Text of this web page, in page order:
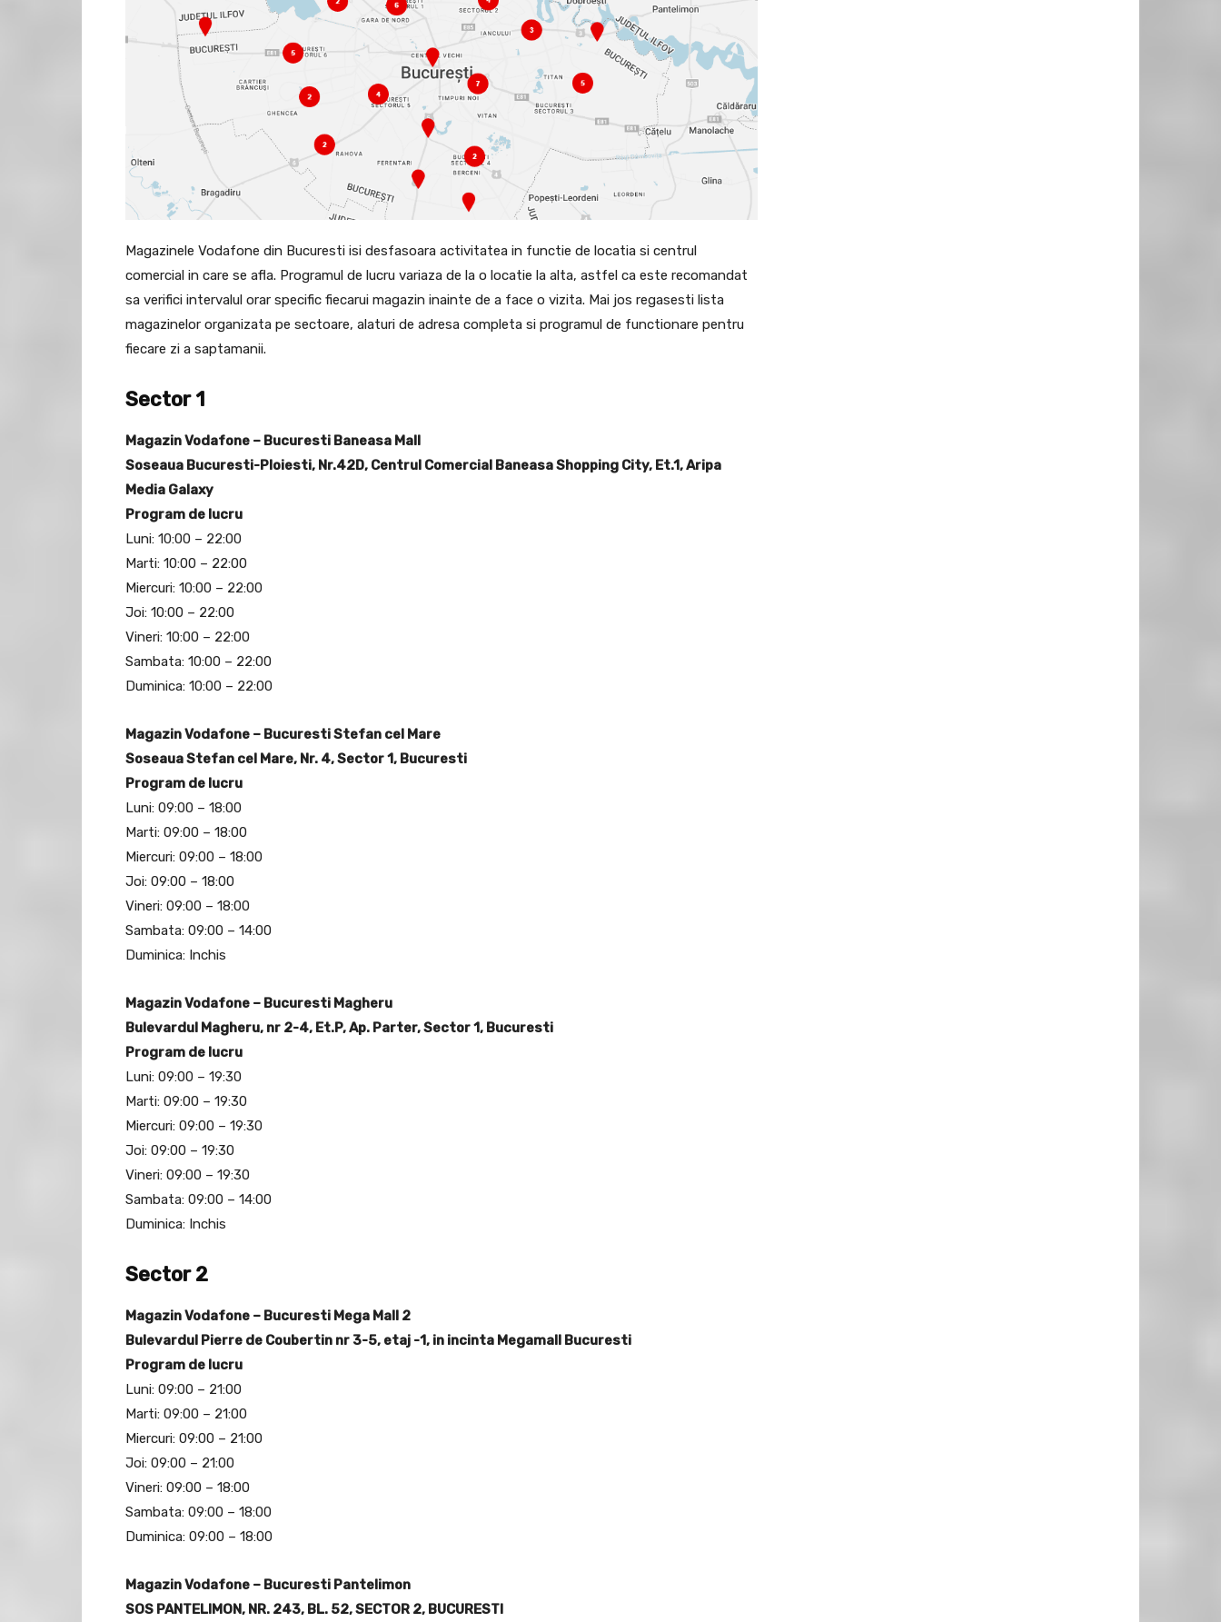
Magazinele Vodafone din Bucuresti isi desfasoara activitatea in functie de locatia si centrul
comercial in care se afla. Programul de lucru variaza de la o locatie la alta, astfel ca este recomandat
sa verifici intervalul orar specific fiecarui magazin inainte de a face o vizita. Mai jos regasesti lista
magazinelor organizata pe sectoare, alaturi de adresa completa si programul de functionare pentru
fiecare zi a saptamanii.
Sector 1
Magazin Vodafone – Bucuresti Baneasa Mall
Soseaua Bucuresti-Ploiesti, Nr.42D, Centrul Comercial Baneasa Shopping City, Et.1, Aripa
Media Galaxy
Program de lucru
Luni: 10:00 – 22:00
Marti: 10:00 – 22:00
Miercuri: 10:00 – 22:00
Joi: 10:00 – 22:00
Vineri: 10:00 – 22:00
Sambata: 10:00 – 22:00
Duminica: 10:00 – 22:00
Magazin Vodafone – Bucuresti Stefan cel Mare
Soseaua Stefan cel Mare, Nr. 4, Sector 1, Bucuresti
Program de lucru
Luni: 09:00 – 18:00
Marti: 09:00 – 18:00
Miercuri: 09:00 – 18:00
Joi: 09:00 – 18:00
Vineri: 09:00 – 18:00
Sambata: 09:00 – 14:00
Duminica: Inchis
Magazin Vodafone – Bucuresti Magheru
Bulevardul Magheru, nr 2-4, Et.P, Ap. Parter, Sector 1, Bucuresti
Program de lucru
Luni: 09:00 – 19:30
Marti: 09:00 – 19:30
Miercuri: 09:00 – 19:30
Joi: 09:00 – 19:30
Vineri: 09:00 – 19:30
Sambata: 09:00 – 14:00
Duminica: Inchis
Sector 2
Magazin Vodafone – Bucuresti Mega Mall 2
Bulevardul Pierre de Coubertin nr 3-5, etaj -1, in incinta Megamall Bucuresti
Program de lucru
Luni: 09:00 – 21:00
Marti: 09:00 – 21:00
Miercuri: 09:00 – 21:00
Joi: 09:00 – 21:00
Vineri: 09:00 – 18:00
Sambata: 09:00 – 18:00
Duminica: 09:00 – 18:00
Magazin Vodafone – Bucuresti Pantelimon
SOS PANTELIMON, NR. 243, BL. 52, SECTOR 2, BUCURESTI